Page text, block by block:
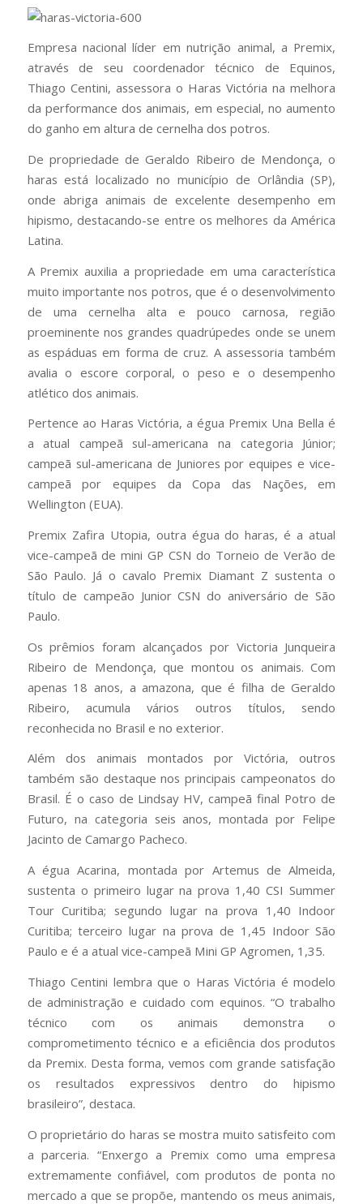
Empresa nacional líder em nutrição animal, a Premix,
através de seu coordenador técnico de Equinos,
Thiago Centini, assessora o Haras Victória na melhora
da performance dos animais, em especial, no aumento
do ganho em altura de cernelha dos potros.
De propriedade de Geraldo Ribeiro de Mendonça, o
haras está localizado no município de Orlândia (SP),
onde abriga animais de excelente desempenho em
hipismo, destacando-se entre os melhores da América
Latina.
A Premix auxilia a propriedade em uma característica
muito importante nos potros, que é o desenvolvimento
de uma cernelha alta e pouco carnosa, região
proeminente nos grandes quadrúpedes onde se unem
as espáduas em forma de cruz. A assessoria também
avalia o escore corporal, o peso e o desempenho
atlético dos animais.
Pertence ao Haras Victória, a égua Premix Una Bella é
a atual campeã sul-americana na categoria Júnior;
campeã sul-americana de Juniores por equipes e vice-
campeã por equipes da Copa das Nações, em
Wellington (EUA).
Premix Zafira Utopia, outra égua do haras, é a atual
vice-campeã de mini GP CSN do Torneio de Verão de
São Paulo. Já o cavalo Premix Diamant Z sustenta o
título de campeão Junior CSN do aniversário de São
Paulo.
Os prêmios foram alcançados por Victoria Junqueira
Ribeiro de Mendonça, que montou os animais. Com
apenas 18 anos, a amazona, que é filha de Geraldo
Ribeiro, acumula vários outros títulos, sendo
reconhecida no Brasil e no exterior.
Além dos animais montados por Victória, outros
também são destaque nos principais campeonatos do
Brasil. É o caso de Lindsay HV, campeã final Potro de
Futuro, na categoria seis anos, montada por Felipe
Jacinto de Camargo Pacheco.
A égua Acarina, montada por Artemus de Almeida,
sustenta o primeiro lugar na prova 1,40 CSI Summer
Tour Curitiba; segundo lugar na prova 1,40 Indoor
Curitiba; terceiro lugar na prova de 1,45 Indoor São
Paulo e é a atual vice-campeã Mini GP Agromen, 1,35.
Thiago Centini lembra que o Haras Victória é modelo
de administração e cuidado com equinos. “O trabalho
técnico com os animais demonstra o
comprometimento técnico e a eficiência dos produtos
da Premix. Desta forma, vemos com grande satisfação
os resultados expressivos dentro do hipismo
brasileiro”, destaca.
O proprietário do haras se mostra muito satisfeito com
a parceria. “Enxergo a Premix como uma empresa
extremamente confiável, com produtos de ponta no
mercado a que se propõe, mantendo os meus animais,